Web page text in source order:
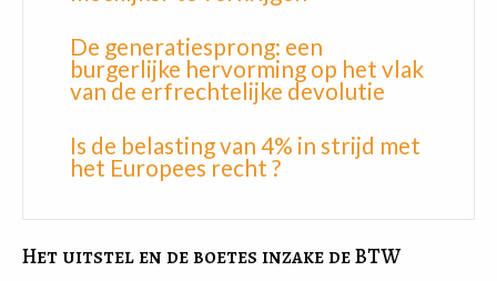
De generatiesprong: een
burgerlijke hervorming op het vlak
van de erfrechtelijke devolutie
Is de belasting van 4% in strijd met
het Europees recht ?
Het uitstel en de boetes inzake de BTW